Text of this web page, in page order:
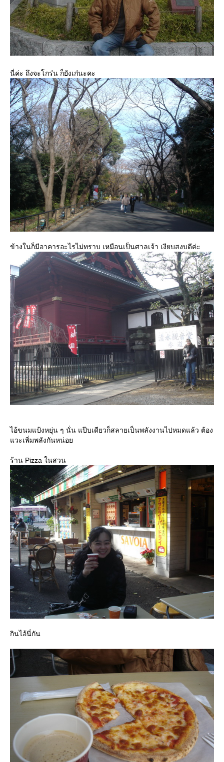
นี่ค่ะ ถึงจะโกร๋น ก็ยังเก๋นะคะ
ข้างในก็มีอาคารอะไรไม่ทราบ เหมือนเป็นศาลเจ้า เงียบสงบดีค่ะ
ไอ้ขนมแป้งหยุ่น ๆ นั่น แป๊บเดียวก็สลายเป็นพลังงานไปหมดแล้ว ต้อง
วะเพิ่มพลังกันหน่อ
ร้าน Pizza ในสวน
กินไอ้นี่กัน